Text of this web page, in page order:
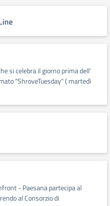
si celebra il giorno prima dell'
"ShroveTuesday" ( martedì
- Paesana partecipa al
al Consorzio di